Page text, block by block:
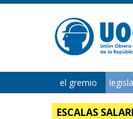
el gremio
ESCALAS